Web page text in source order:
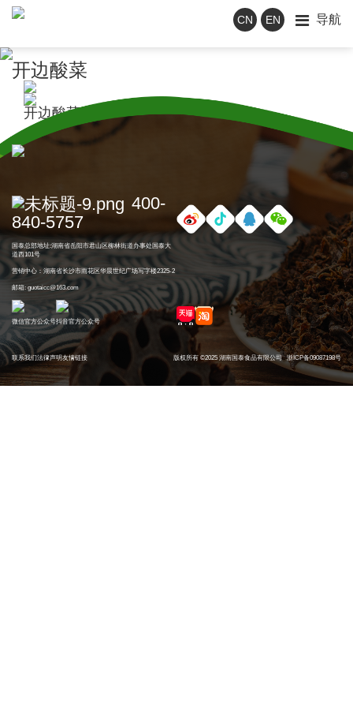
CN EN 导航
开边酸菜
开边酸菜
400-
840-5757
国泰总部地址:湖南省岳阳市君山区柳林街道办事处国泰大
道西101号
营销中心：湖南省长沙市雨花区华晨世纪广场写字楼2325-2
邮箱: guotaicc@163.com
微信官方公众号抖音官方公众号
联系我们法律声明友情链接 版权所有 ©2025 湖南国泰食品有限公司浙ICP备09087198号